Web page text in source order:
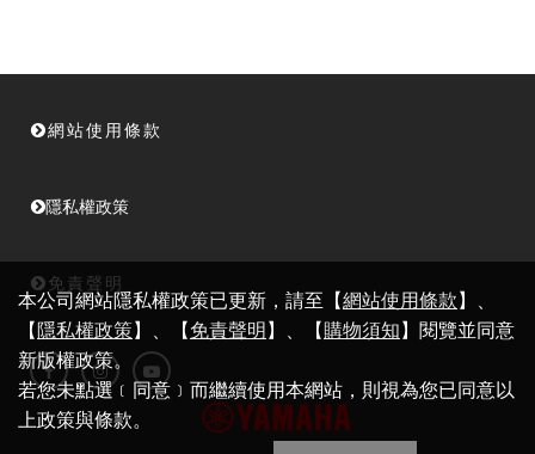
本公司網站隱私權政策已更新，請至【網站使用條款】、
【隱私權政策】、【免責聲明】、【購物須知】閱覽並同意
新版權政策。
若您未點選﹝同意﹞而繼續使用本網站，則視為您已同意以
上政策與條款。
網站使用條款
隱私權政策
免責聲明